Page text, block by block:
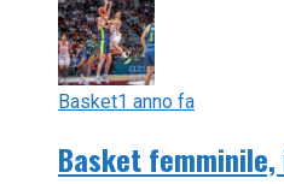
Basket1 anno fa
Basket